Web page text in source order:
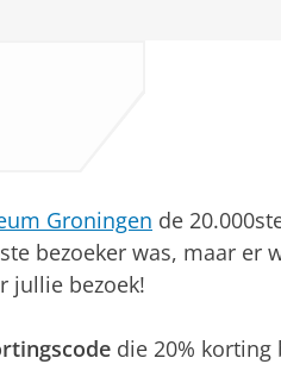
Groningen de
bezoeker was, maar er
jullie bezoek!
die 20%